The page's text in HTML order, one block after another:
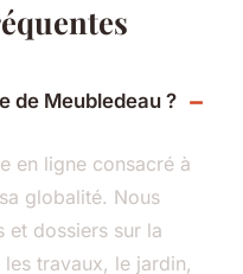
de Meubledeau ?
en ligne consacré à
globalité. Nous
et dossiers sur la
travaux, le jardin,